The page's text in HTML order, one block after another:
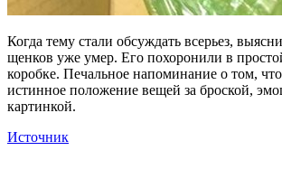
Когда тему стали обсуждать всерьез,
щенков уже умер. Его похоронили в
коробке. Печальное напоминание о том,
истинное положение вещей за броской,
картинкой.
Источник